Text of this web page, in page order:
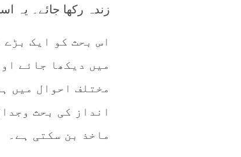
زندہ رکھا جائے۔ یہ
اس بحث کو ایک
میں دیکھا جائے
مختلف احوال میں
انداز کی بحث
ماخذ بن سکتی ہے۔